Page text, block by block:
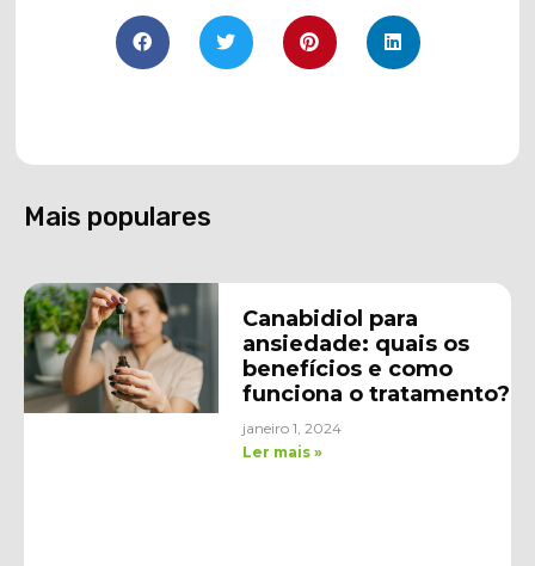
Mais populares
Canabidiol para
ansiedade: quais os
benefícios e como
funciona o tratamento?
janeiro 1, 2024
Ler mais »